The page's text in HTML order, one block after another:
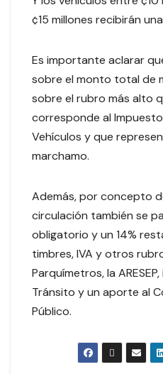
¢15 millones recibirán
Es importante aclarar
sobre el monto total de
sobre el rubro más alto
corresponde al
Vehículos y que
marchamo.
Además, por concepto
circulación también se
obligatorio y un 14%
timbres, IVA y otros
Parquímetros, la
Tránsito y un aporte al
Público.